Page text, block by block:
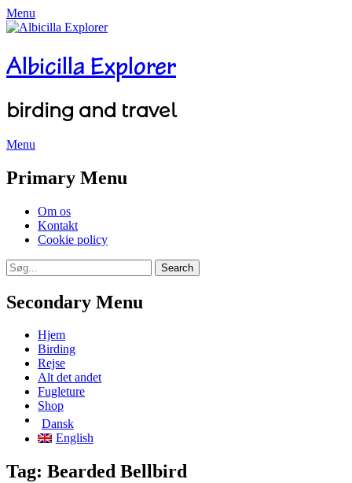
Menu
Albicilla Explorer
birding and travel
Menu
Primary Menu
Skip
content
Om os
Kontakt
Cookie policy
Search
Search
for:
Secondary Menu
Skip
content
Hjem
Birding
Rejse
Alt det andet
Fugleture
Shop
Dansk
English
Tag: Bearded Bellbird